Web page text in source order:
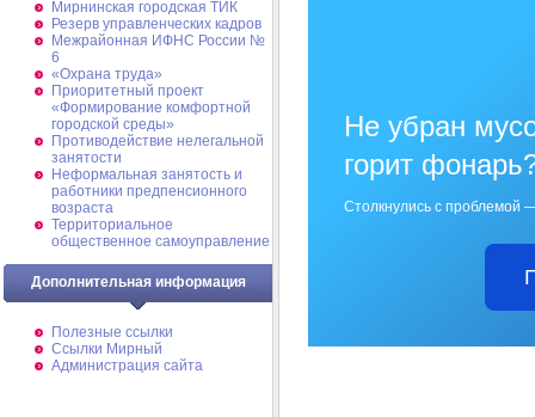
Мирнинская городская ТИК
Резерв управленческих кадров
Межрайонная ИФНС России №
6
«Охрана труда»
Приоритетный проект
«Формирование комфортной
городской среды»
Противодействие нелегальной
занятости
Неформальная занятость и
работники предпенсионного
возраста
Территориальное
общественное самоуправление
Дополнительная информация
Полезные ссылки
Ссылки Мирный
Администрация сайта
Не убран
горит
Столкнулись с проблемой